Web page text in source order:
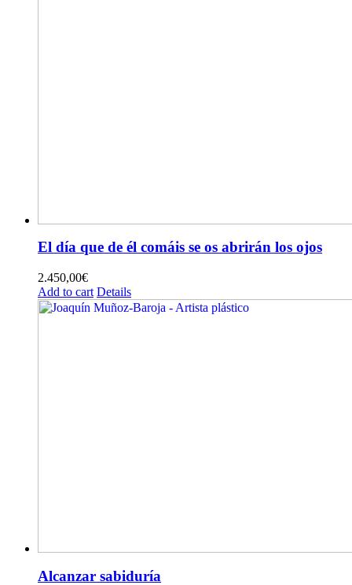
El día que de él comáis se os abrirán los ojos
2.450,00€
Add to cart Details
Alcanzar sabiduría